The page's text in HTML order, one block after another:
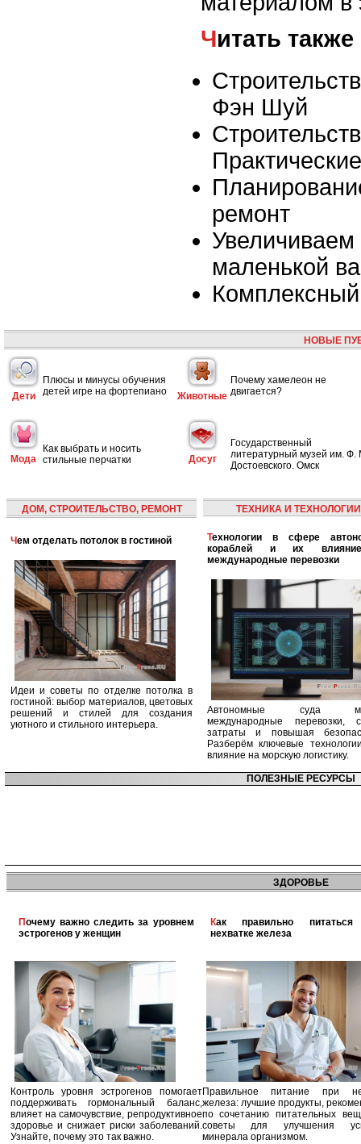
Читать также
Фэн Шуй
ремонт
Увеличиваем
маленькой
НОВЫЕ
Дети
Плюсы и минусы обучения
детей игре на фортепиано
Животные
Почему хамелеон не
двигается?
Мода
Как выбрать и носить
стильные перчатки
Досуг
Государственный
литературный музей им. Ф.
Достоевского. Омск
ДОМ, СТРОИТЕЛЬСТВО, РЕМОНТ
Чем отделать потолок в гостиной
Идеи и советы по отделке потолка в
гостиной: выбор материалов, цветовых
решений и стилей для создания
уютного и стильного интерьера.
ТЕХНИКА И ТЕХНОЛОГИИ
Технологии в сфере автономных
кораблей и их
международные перевозки
Автономные суда
международные перевозки,
затраты и повышая
Разберём ключевые
влияние на морскую логистику.
ПОЛЕЗНЫЕ РЕСУРСЫ
ЗДОРОВЬЕ
Почему важно следить за уровнем
эстрогенов у женщин
Контроль уровня эстрогенов помогает
поддерживать гормональный баланс,
влияет на самочувствие, репродуктивное
здоровье и снижает риски заболеваний.
Узнайте, почему это так важно.
Как правильно питаться при
нехватке железа
Правильное питание при
железа: лучшие продукты,
по сочетанию питательных
советы для улучшения
минерала организмом.